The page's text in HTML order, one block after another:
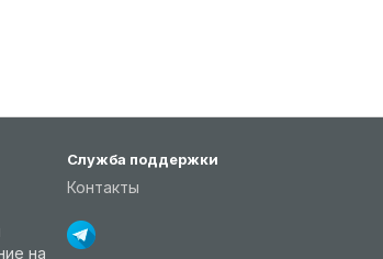
на
Служба поддержки
Контакты